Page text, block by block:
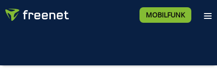
MOBILFUNK